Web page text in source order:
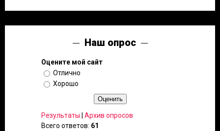
Наш опрос
Оцените мой сайт
Отлично
Хорошо
Результаты | Архив опросов
Всего ответов: 61